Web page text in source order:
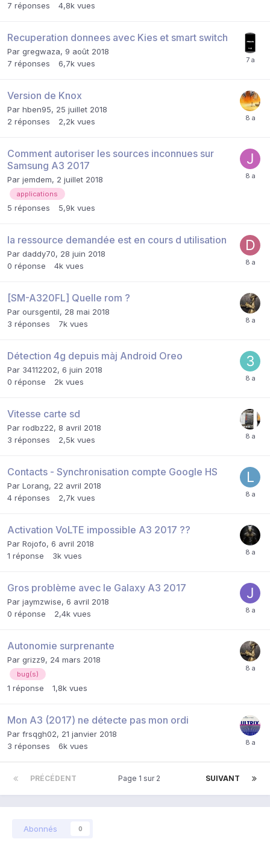
7 réponses 4,8k vues
Recuperation donnees avec Kies et smart switch
Par gregwaza, 9 août 2018
7 réponses 6,7k vues
Version de Knox
Par hben95, 25 juillet 2018
2 réponses 2,2k vues
Comment autoriser les sources inconnues sur
Samsung A3 2017
Par jemdem, 2 juillet 2018
applications
5 réponses 5,9k vues
la ressource demandée est en cours d utilisation
Par daddy70, 28 juin 2018
0 réponse 4k vues
[SM-A320FL] Quelle rom ?
Par oursgentil, 28 mai 2018
3 réponses 7k vues
Détection 4g depuis màj Android Oreo
Par 34112202, 6 juin 2018
0 réponse 2k vues
Vitesse carte sd
Par rodbz22, 8 avril 2018
3 réponses 2,5k vues
Contacts - Synchronisation compte Google HS
Par Lorang, 22 avril 2018
4 réponses 2,7k vues
Activation VoLTE impossible A3 2017 ??
Par Rojofo, 6 avril 2018
1 réponse 3k vues
Gros problème avec le Galaxy A3 2017
Par jaymzwise, 6 avril 2018
0 réponse 2,4k vues
Autonomie surprenante
Par grizz9, 24 mars 2018
bug(s)
1 réponse 1,8k vues
Mon A3 (2017) ne détecte pas mon ordi
Par frsqgh02, 21 janvier 2018
3 réponses 6k vues
PRÉCÉDENT SUIVANT
Page 1 sur 2
Abonnés 0